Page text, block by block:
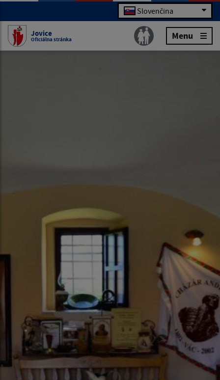
Slovenčina
Jovice
Oficiálna stránka Menu